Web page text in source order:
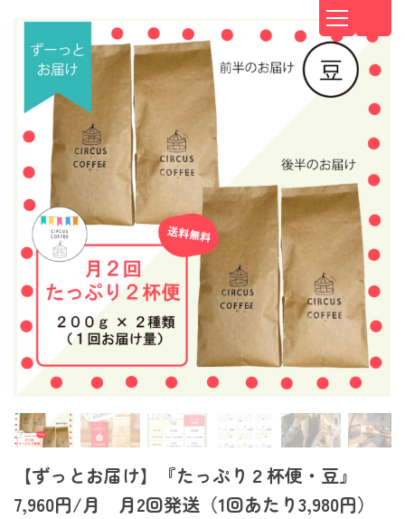
【ずっとお届け】『たっぷり２杯便・豆』
7,960円/月 月2回発送（1回あたり3,980円）